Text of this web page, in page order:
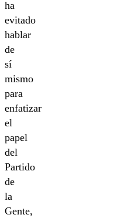
ha
evitado
hablar
de
sí
mismo
para
enfatizar
el
papel
del
Partido
de
la
Gente,